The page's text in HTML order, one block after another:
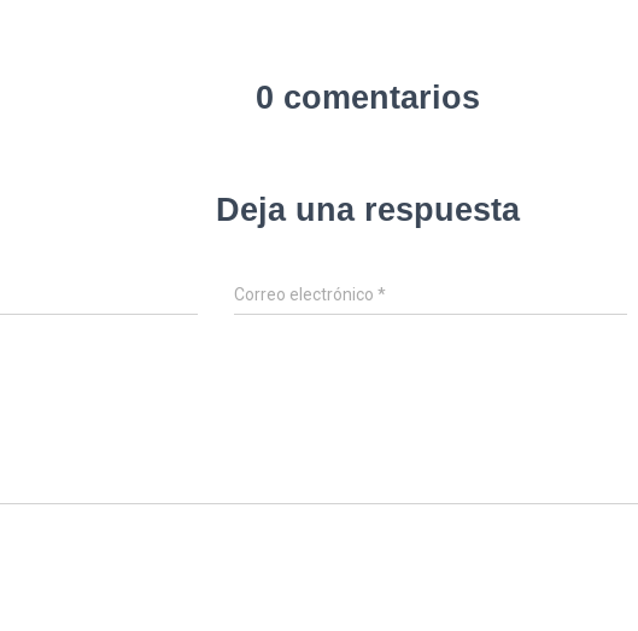
0 comentarios
Deja una respuesta
Correo electrónico*